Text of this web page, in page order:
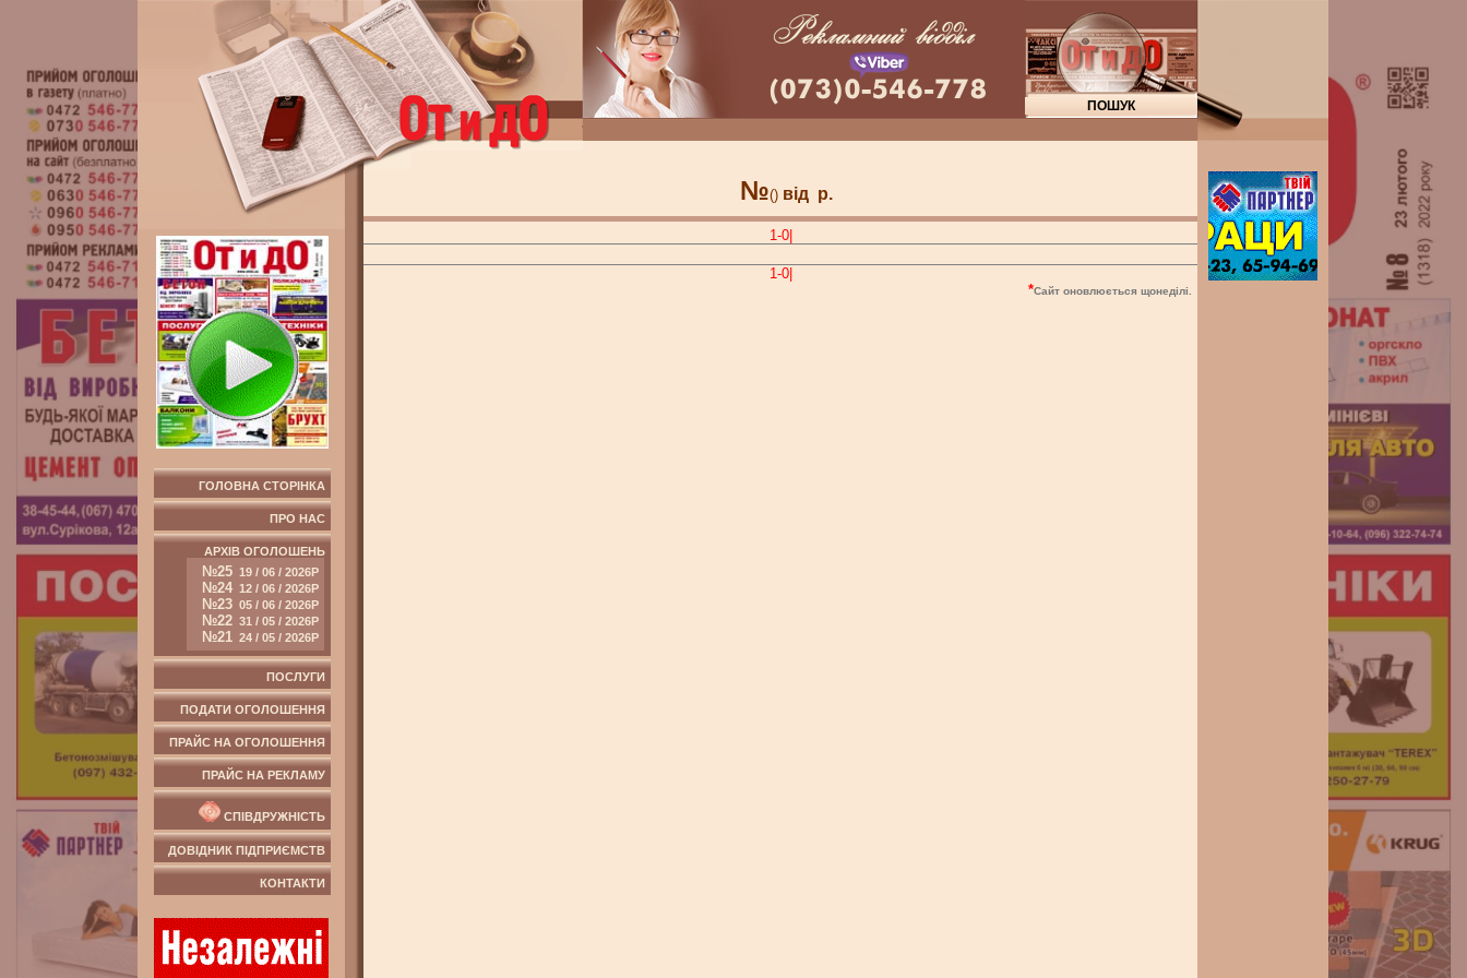
ГОЛОВНА СТОРІНКА
ПРО НАС
АРХІВ ОГОЛОШЕНЬ
№25 19 / 06 / 2026Р
№24 12 / 06 / 2026Р
№23 05 / 06 / 2026Р
№22 31 / 05 / 2026Р
№21 24 / 05 / 2026Р
ПОСЛУГИ
ПОДАТИ ОГОЛОШЕННЯ
ПРАЙС НА ОГОЛОШЕННЯ
ПРАЙС НА РЕКЛАМУ
СПІВДРУЖНІСТЬ
ДОВІДНИК ПІДПРИЄМСТВ
КОНТАКТИ
№() від р.
1-0|
1-0|
*Сайт оновлюється щонеділі.